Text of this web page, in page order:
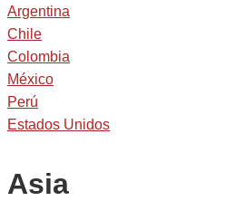
Argentina
Chile
Colombia
México
Perú
Estados Unidos
Asia